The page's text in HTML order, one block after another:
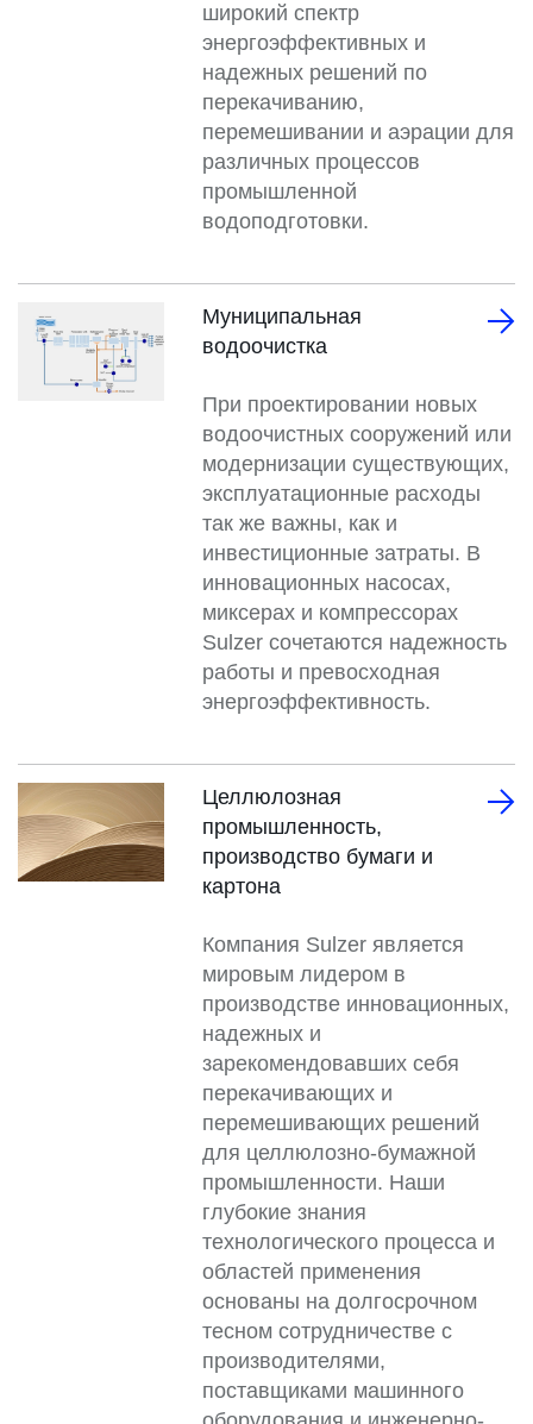
широкий спектр
энергоэффективных и
надежных решений по
перекачиванию,
перемешивании и аэрации для
различных процессов
промышленной
водоподготовки.
Муниципальная
водоочистка
При проектировании новых
водоочистных сооружений или
модернизации существующих,
эксплуатационные расходы
так же важны, как и
инвестиционные затраты. В
инновационных насосах,
миксерах и компрессорах
Sulzer сочетаются надежность
работы и превосходная
энергоэффективность.
Целлюлозная
промышленность,
производство бумаги и
картона
Компания Sulzer является
мировым лидером в
производстве инновационных,
надежных и
зарекомендовавших себя
перекачивающих и
перемешивающих решений
для целлюлозно-бумажной
промышленности. Наши
глубокие знания
технологического процесса и
областей применения
основаны на долгосрочном
тесном сотрудничестве с
производителями,
поставщиками машинного